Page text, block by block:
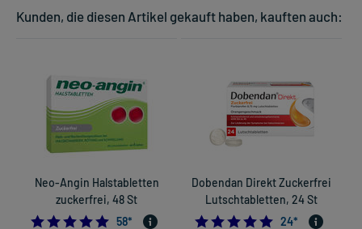
Kunden, die diesen Artikel gekauft haben, kauften auch:
Neo-Angin Halstabletten
zuckerfrei, 48 St
4.948275862068965
58*
Dobendan Direkt Zuckerfrei
Lutschtabletten, 24 St
4.875
24*